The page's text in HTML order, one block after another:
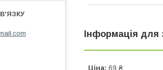
Інформація для
Ціна: 69 ₴